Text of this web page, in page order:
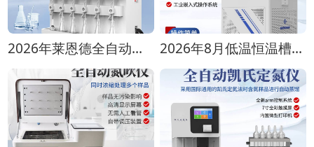
2026年莱恩德全自动蒸馏仪全型号对比选购指南 2026年8月低温恒温槽选购攻略 全生命周期成本对比